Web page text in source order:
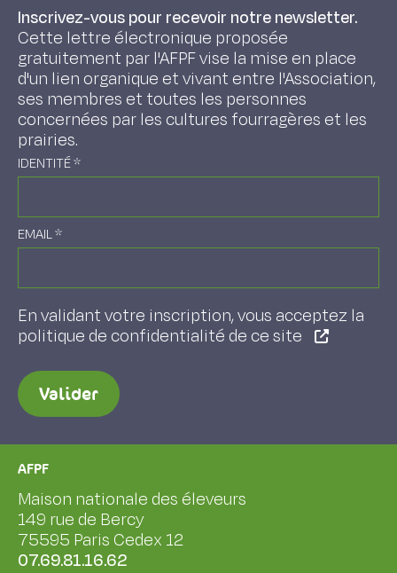
Inscrivez-vous pour recevoir notre newsletter.
Cette lettre électronique proposée
gratuitement par l'AFPF vise la mise en place
d'un lien organique et vivant entre l'Association,
ses membres et toutes les personnes
concernées par les cultures fourragères et les
prairies.
IDENTITÉ*
EMAIL*
En validant votre inscription, vous acceptez la
politique de confidentialité de ce site
Valider
AFPF
Maison nationale des éleveurs
149 rue de Bercy
75595 Paris Cedex 12
07.69.81.16.62